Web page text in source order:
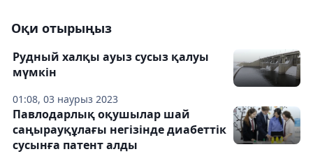
Оқи отырыңыз
01:08, 03 наурыз 2023
Рудный халқы ауыз сусыз қалуы
мүмкін
Павлодарлық оқушылар шай
саңырауқұлағы негізінде диабеттік
сусынға патент алды